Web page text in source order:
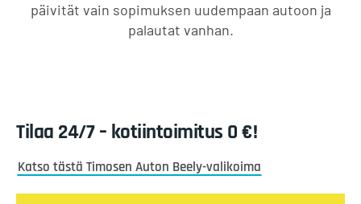
päivität vain sopimuksen uudempaan autoon ja
palautat vanhan.
Tilaa 24/7 – kotiintoimitus 0 €!
Katso tästä Timosen Auton Beely-valikoima